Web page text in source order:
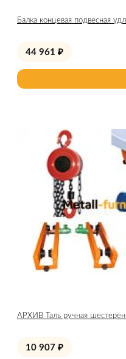
Балка концевая подвесная
44 961 ₽
АРХИВ Таль ручная
10 907 ₽